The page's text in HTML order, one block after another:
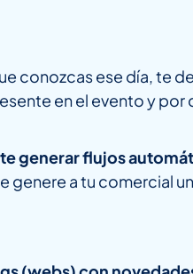
conozcas ese día, te
en el evento y por
generar flujos
genere a tu comercial